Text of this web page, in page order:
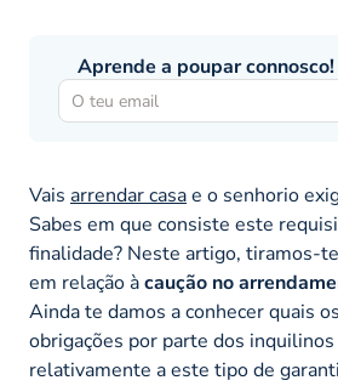
Aprende a poupar connosco!
Vais arrendar casae o senhorio
Sabes em que consiste este
finalidade? Neste artigo, tiramos-
em relação àcaução no
Ainda te damos a conhecer quais
obrigações por parte dos
relativamente a este tipo de